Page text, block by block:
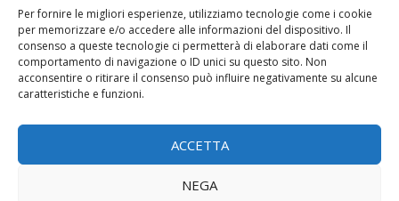
Per fornire le migliori esperienze, utilizziamo tecnologie come i cookie
per memorizzare e/o accedere alle informazioni del dispositivo. Il
consenso a queste tecnologie ci permetterà di elaborare dati come il
comportamento di navigazione o ID unici su questo sito. Non
acconsentire o ritirare il consenso può influire negativamente su alcune
caratteristiche e funzioni.
ACCETTA
NEGA
RSS
SSL SECURE
|Theme: